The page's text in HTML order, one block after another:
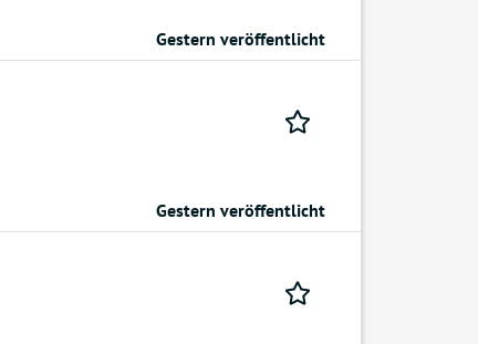
Gestern veröffentlicht
Gestern veröffentlicht